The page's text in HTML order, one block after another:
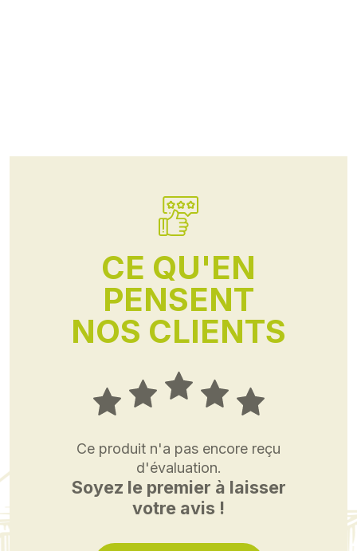
CE QU'EN
PENSENT
NOS CLIENTS
Ce produit n'a pas encore reçu
d'évaluation.
Soyez le premier à laisser
votre avis !